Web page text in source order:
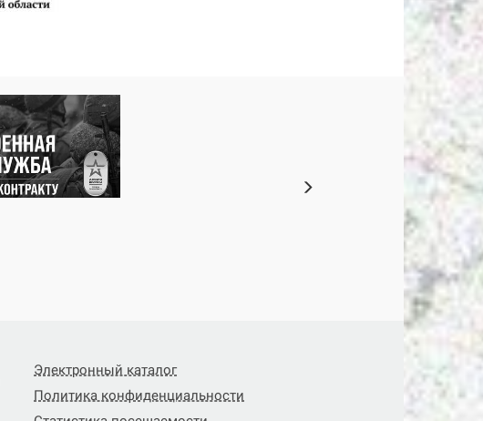
Электронный каталог
Политика конфиденциальности